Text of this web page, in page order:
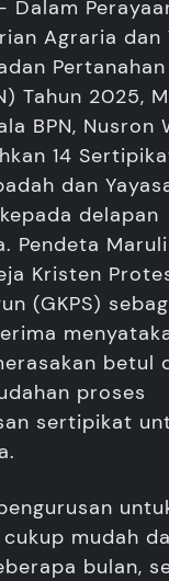
Dalam
Agraria dan
Tahun 2025,
BPN, Nusron
14
dan
delapan
Pendeta
Kristen
(GKPS)
betul
proses
sertipikat
mudah
bulan,